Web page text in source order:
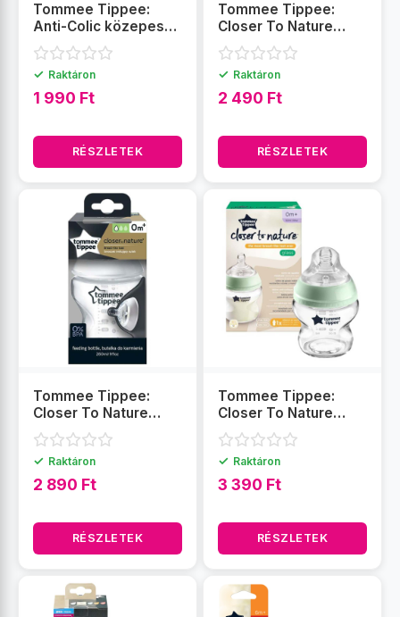
Tommee Tippee:
Anti-Colic közepes
folyású etetőcumi (3
hó+) 2 db
✓ Raktáron
1 990 Ft
RÉSZLETEK
Tommee Tippee:
Closer To Nature
átlátszó cumisüveg
150ml (0 hó+)
✓ Raktáron
2 490 Ft
RÉSZLETEK
Tommee Tippee:
Closer To Nature
átlátszó cumisüveg
260ml (0 hó+)
✓ Raktáron
2 890 Ft
RÉSZLETEK
Tommee Tippee:
Closer To Nature
átlátszó üveg
cumisüveg 150ml (0
hó+)
✓ Raktáron
3 390 Ft
RÉSZLETEK